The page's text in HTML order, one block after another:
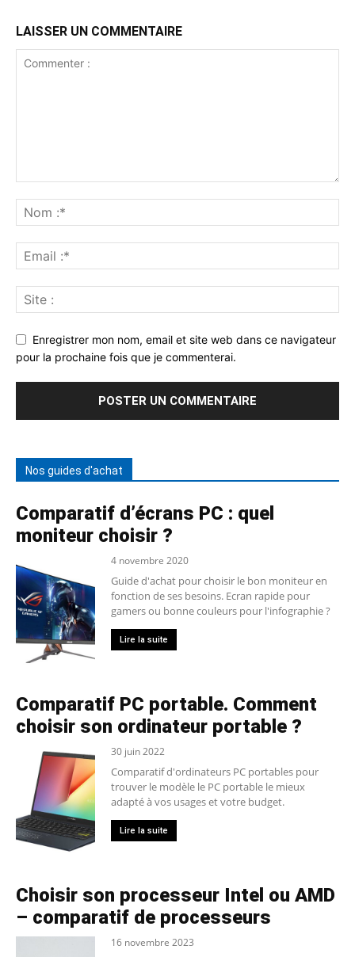
LAISSER UN COMMENTAIRE
Enregistrer mon nom, email et site web dans ce navigateur
pour la prochaine fois que je commenterai.
Nos guides d'achat
Comparatif d’écrans PC : quel
moniteur choisir ?
4 novembre 2020
Guide d'achat pour choisir le bon moniteur en
fonction de ses besoins. Ecran rapide pour
gamers ou bonne couleurs pour l'infographie ?
Lire la suite
Comparatif PC portable. Comment
choisir son ordinateur portable ?
30 juin 2022
Comparatif d'ordinateurs PC portables pour
trouver le modèle le PC portable le mieux
adapté à vos usages et votre budget.
Lire la suite
Choisir son processeur Intel ou AMD
– comparatif de processeurs
16 novembre 2023